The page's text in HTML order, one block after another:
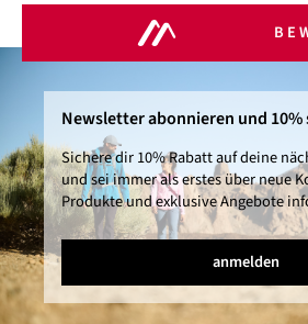
Newsletter abonnieren und 10%
Sichere dir 10% Rabatt auf deine
und sei immer als erstes über neue
Produkte und exklusive Angebote
anmelden